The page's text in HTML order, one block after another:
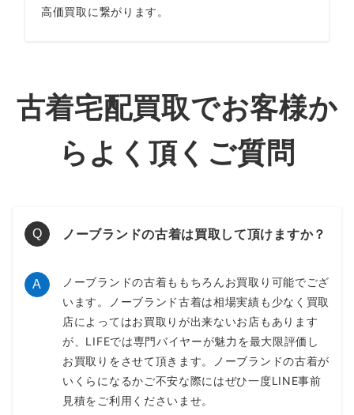
高価買取に繋がります。
古着宅配買取でお客様か
らよく頂くご質問
Q ノーブランドの古着は買取して頂けますか？
A
ノーブランドの古着ももちろんお買取り可能でござ
います。ノーブランド古着は相場実績も少なく買取
店によってはお買取りが出来ないお店もあります
が、LIFEでは専門バイヤーが魅力を最大限評価し
お買取りをさせて頂きます。ノーブランドの古着が
いくらになるかご不安な際にはぜひ一度LINE事前
見積をご利用くださいませ。